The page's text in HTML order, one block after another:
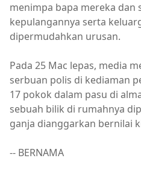
menimpa bapa mereka dan
kepulangannya serta
dipermudahkan urusan.
Pada 25 Mac lepas, media
serbuan polis di kediaman
17 pokok dalam pasu di
sebuah bilik di rumahnya
ganja dianggarkan bernilai
-- BERNAMA